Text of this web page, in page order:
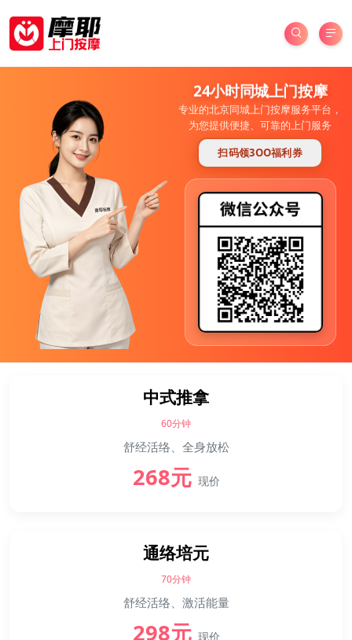
24小时同城上门按摩
专业的北京同城上门按摩服务平台，
为您提供便捷、可靠的上门服务
扫码领3OO福利券
中式推拿
60分钟
舒经活络、全身放松
268元 现价
通络培元
70分钟
舒经活络、激活能量
298元 现价